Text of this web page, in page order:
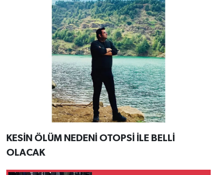
KESİN ÖLÜM NEDENİ OTOPSİ İLE BELLİ
OLACAK